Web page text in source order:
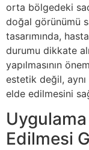
orta bölgedeki
doğal görünümü
tasarımında,
durumu dikkate
yapılmasının
estetik değil,
elde edilmesini
Edilmesi